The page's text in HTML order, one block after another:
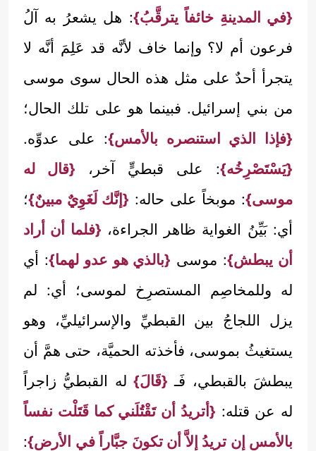
{في المدينةِ خائفاً يترقَّبُ}: هل يشعرُ به آلُ
فرعون أم لا؟ وإنما خاف لأنَّه قد عَلِمَ أنَّه لا
يتجرأ أحدٌ على مثل هذه الحال سوى موسى
من بني إسرائيل. فبينما هو على تلك الحال؛
{فإذا الذي استنصره بالأمس}: على عدوِّه.
{يَسْتَصْرِخُه}: على قبطيٍّ آخر، {قال له
موسى}: موبخاً على حاله: {إنَّك لَغَوِيٌ مبينٌ}؛
أي: بَيِّنُ الغواية ظاهر الجراءة، {فلما أن أراد
أن يبطش}: موسى {بالذي هو عدو لهما}: أي
له وللمخاصِم المستصرِخ لموسى؛ أي: لم
يزل اللجاجُ بين القبطيِّ والإسرائيليِّ، وهو
يستغيثُ بموسى، فأخذته الحميَّة، حتى همَّ أن
يبطشَ بالقبطي، فَـ {قَالَ} له القبطيُّ زاجراً
له عن قتله: {أتريدُ أن تَقْتُلَني كما قَتَلْت نفساً
بالأمس إن تريدُ إلاَّ أن تكونَ جبَّاراً في الأرض}: